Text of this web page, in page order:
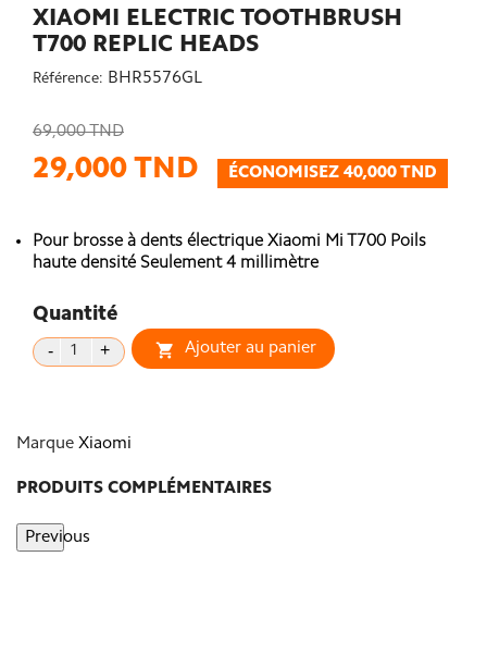
XIAOMI ELECTRIC TOOTHBRUSH
T700 REPLIC HEADS
Référence: BHR5576GL
69,000 TND
29,000 TND ÉCONOMISEZ 40,000 TND
Pour brosse à dents électrique Xiaomi Mi T700 Poils
haute densité Seulement 4 millimètre
Quantité
 Ajouter au panier
Marque Xiaomi
PRODUITS COMPLÉMENTAIRES
Previous